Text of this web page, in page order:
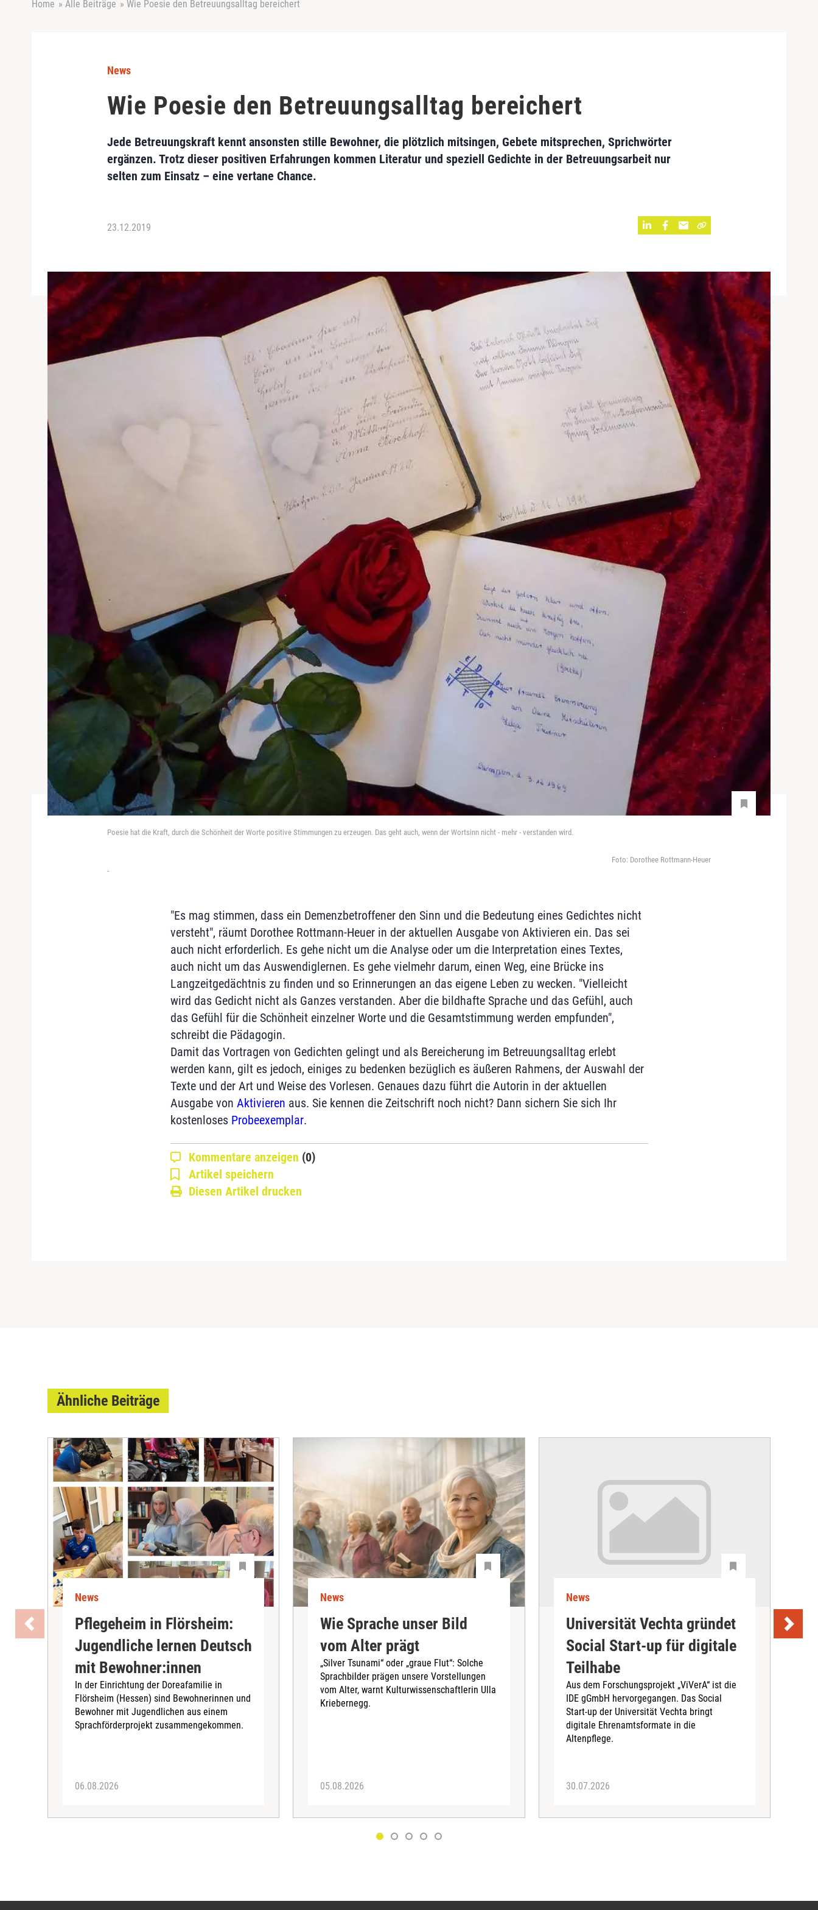
Home » Alle Beiträge » Wie Poesie den Betreuungsalltag bereichert
News
Wie Poesie den Betreuungsalltag bereichert
Jede Betreuungskraft kennt ansonsten stille Bewohner, die plötzlich mitsingen, Gebete mitsprechen, Sprichwörter
ergänzen. Trotz dieser positiven Erfahrungen kommen Literatur und speziell Gedichte in der Betreuungsarbeit nur
selten zum Einsatz – eine vertane Chance.
23.12.2019
Poesie hat die Kraft, durch die Schönheit der Worte positive Stimmungen zu erzeugen. Das geht auch, wenn der Wortsinn nicht - mehr - verstanden wird.
Foto: Dorothee Rottmann-Heuer
-
"Es mag stimmen, dass ein Demenzbetroffener den Sinn und die Bedeutung eines Gedichtes nicht
versteht", räumt Dorothee Rottmann-Heuer in der aktuellen Ausgabe von Aktivieren ein. Das sei
auch nicht erforderlich. Es gehe nicht um die Analyse oder um die Interpretation eines Textes,
auch nicht um das Auswendiglernen. Es gehe vielmehr darum, einen Weg, eine Brücke ins
Langzeitgedächtnis zu finden und so Erinnerungen an das eigene Leben zu wecken. "Vielleicht
wird das Gedicht nicht als Ganzes verstanden. Aber die bildhafte Sprache und das Gefühl, auch
das Gefühl für die Schönheit einzelner Worte und die Gesamtstimmung werden empfunden",
schreibt die Pädagogin.
Damit das Vortragen von Gedichten gelingt und als Bereicherung im Betreuungsalltag erlebt
werden kann, gilt es jedoch, einiges zu bedenken bezüglich es äußeren Rahmens, der Auswahl der
Texte und der Art und Weise des Vorlesen. Genaues dazu führt die Autorin in der aktuellen
Ausgabe von Aktivieren aus. Sie kennen die Zeitschrift noch nicht? Dann sichern Sie sich Ihr
kostenloses Probeexemplar.
Kommentare anzeigen (0)
Artikel speichern
Diesen Artikel drucken
Ähnliche Beiträge
News
Pflegeheim in Flörsheim:
Jugendliche lernen Deutsch
mit Bewohner:innen
In der Einrichtung der Doreafamilie in
Flörsheim (Hessen) sind Bewohnerinnen und
Bewohner mit Jugendlichen aus einem
Sprachförderprojekt zusammengekommen.
06.08.2026
News
Wie Sprache unser Bild
vom Alter prägt
„Silver Tsunami“ oder „graue Flut“: Solche
Sprachbilder prägen unsere Vorstellungen
vom Alter, warnt Kulturwissenschaftlerin Ulla
Kriebernegg.
05.08.2026
News
Universität Vechta gründet
Social Start-up für digitale
Teilhabe
Aus dem Forschungsprojekt „ViVerA“ ist die
IDE gGmbH hervorgegangen. Das Social
Start-up der Universität Vechta bringt
digitale Ehrenamtsformate in die
Altenpflege.
30.07.2026